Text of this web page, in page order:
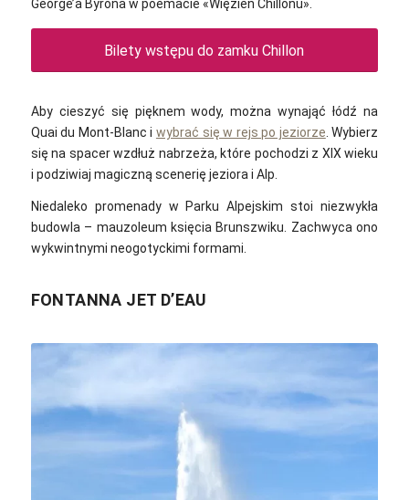
George’a Byrona w poemacie «Więzień Chillonu»‎.
Bilety wstępu do zamku Chillon
Aby cieszyć się pięknem wody, można wynająć łódź na
Quai du Mont-Blanc i wybrać się w rejs po jeziorze . Wybierz
się na spacer wzdłuż nabrzeża, które pochodzi z XIX wieku
i podziwiaj magiczną scenerię jeziora i Alp.
Niedaleko promenady w Parku Alpejskim stoi niezwykła
budowla – mauzoleum księcia Brunszwiku. Zachwyca ono
wykwintnymi neogotyckimi formami.
FONTANNA JET D’EAU